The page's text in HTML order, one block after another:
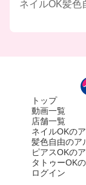
ネイルOK髪色
トップ
動画一覧
店舗一覧
ネイルOKの
髪色自由のア
ピアスOKの
タトゥーOK
ログイン